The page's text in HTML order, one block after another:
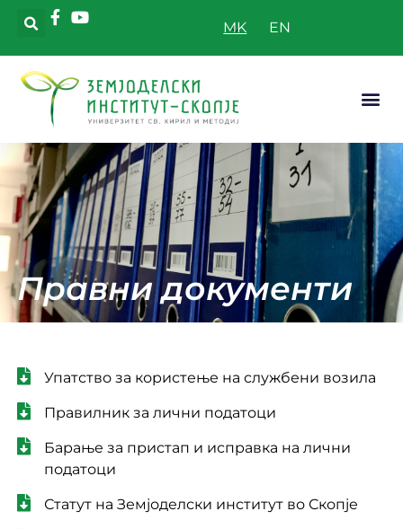
MK
Правни документи
Упатство за користење на службени возила
Правилник за лични податоци
Барање за пристап и исправка на лични
податоци
Статут на Земјоделски институт во Скопје